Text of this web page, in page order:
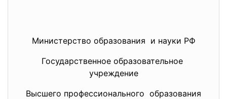
Министерство образования и науки РФ
Государственное образовательное
учреждение
Высшего профессионального образования